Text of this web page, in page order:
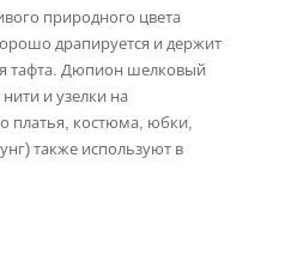
природного цвета
драпируется и держит
тафта. Дюпион шелковый
и узелки на
платья, костюма, юбки,
также используют в